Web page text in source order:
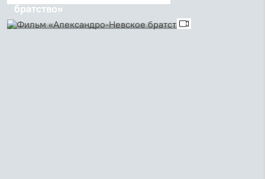
братство»